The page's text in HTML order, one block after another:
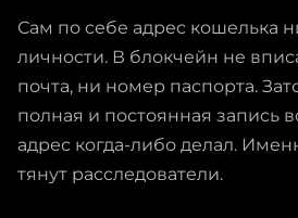
Сам по себе адрес кошелька
личности. В блокчейн не
почта, ни номер паспорта.
полная и постоянная запись
адрес когда-либо делал.
тянут расследователи.